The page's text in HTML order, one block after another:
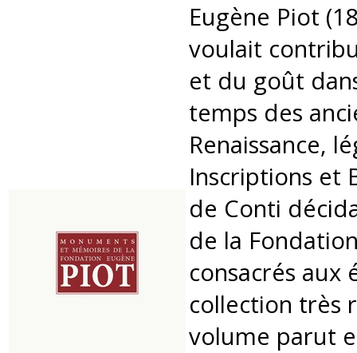
Eugène Piot
voulait
et du goût
temps des
Renaissance,
Inscriptions et
de Conti
de la
consacrés aux
collection très
volume parut